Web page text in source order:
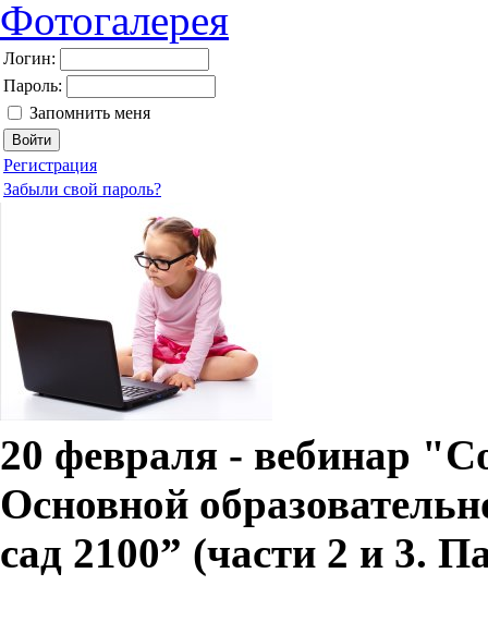
Фотогалерея
Логин:
Пароль:
Запомнить меня
Регистрация
Забыли свой пароль?
20 февраля - вебинар
Основной
сад 2100” (части 2 и 3.